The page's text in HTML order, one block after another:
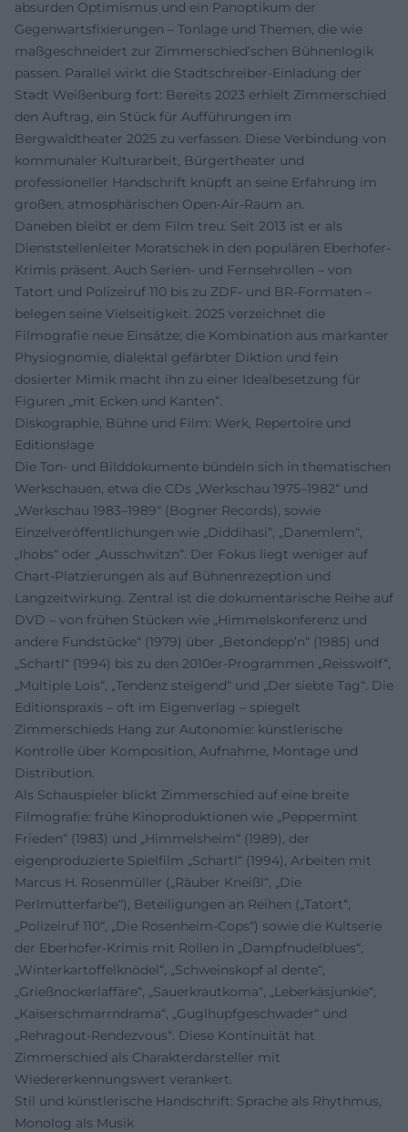
absurden Optimismus und ein Panoptikum der
Gegenwartsfixierungen – Tonlage und Themen, die wie
maßgeschneidert zur Zimmerschied’schen Bühnenlogik
passen. Parallel wirkt die Stadtschreiber-Einladung der
Stadt Weißenburg fort: Bereits 2023 erhielt Zimmerschied
den Auftrag, ein Stück für Aufführungen im
Bergwaldtheater 2025 zu verfassen. Diese Verbindung von
kommunaler Kulturarbeit, Bürgertheater und
professioneller Handschrift knüpft an seine Erfahrung im
großen, atmosphärischen Open-Air-Raum an.
Daneben bleibt er dem Film treu. Seit 2013 ist er als
Dienststellenleiter Moratschek in den populären Eberhofer-
Krimis präsent. Auch Serien- und Fernsehrollen – von
Tatort und Polizeiruf 110 bis zu ZDF- und BR-Formaten –
belegen seine Vielseitigkeit. 2025 verzeichnet die
Filmografie neue Einsätze; die Kombination aus markanter
Physiognomie, dialektal gefärbter Diktion und fein
dosierter Mimik macht ihn zu einer Idealbesetzung für
Figuren „mit Ecken und Kanten“.
Diskographie, Bühne und Film: Werk, Repertoire und
Editionslage
Die Ton- und Bilddokumente bündeln sich in thematischen
Werkschauen, etwa die CDs „Werkschau 1975–1982“ und
„Werkschau 1983–1989“ (Bogner Records), sowie
Einzelveröffentlichungen wie „Diddihasi“, „Danemlem“,
„Ihobs“ oder „Ausschwitzn“. Der Fokus liegt weniger auf
Chart-Platzierungen als auf Bühnenrezeption und
Langzeitwirkung. Zentral ist die dokumentarische Reihe auf
DVD – von frühen Stücken wie „Himmelskonferenz und
andere Fundstücke“ (1979) über „Betondepp’n“ (1985) und
„Schartl“ (1994) bis zu den 2010er-Programmen „Reisswolf“,
„Multiple Lois“, „Tendenz steigend“ und „Der siebte Tag“. Die
Editionspraxis – oft im Eigenverlag – spiegelt
Zimmerschieds Hang zur Autonomie: künstlerische
Kontrolle über Komposition, Aufnahme, Montage und
Distribution.
Als Schauspieler blickt Zimmerschied auf eine breite
Filmografie: frühe Kinoproduktionen wie „Peppermint
Frieden“ (1983) und „Himmelsheim“ (1989), der
eigenproduzierte Spielfilm „Schartl“ (1994), Arbeiten mit
Marcus H. Rosenmüller („Räuber Kneißl“, „Die
Perlmutterfarbe“), Beteiligungen an Reihen („Tatort“,
„Polizeiruf 110“, „Die Rosenheim-Cops“) sowie die Kultserie
der Eberhofer-Krimis mit Rollen in „Dampfnudelblues“,
„Winterkartoffelknödel“, „Schweinskopf al dente“,
„Grießnockerlaffäre“, „Sauerkrautkoma“, „Leberkäsjunkie“,
„Kaiserschmarrndrama“, „Guglhupfgeschwader“ und
„Rehragout-Rendezvous“. Diese Kontinuität hat
Zimmerschied als Charakterdarsteller mit
Wiedererkennungswert verankert.
Stil und künstlerische Handschrift: Sprache als Rhythmus,
Monolog als Musik